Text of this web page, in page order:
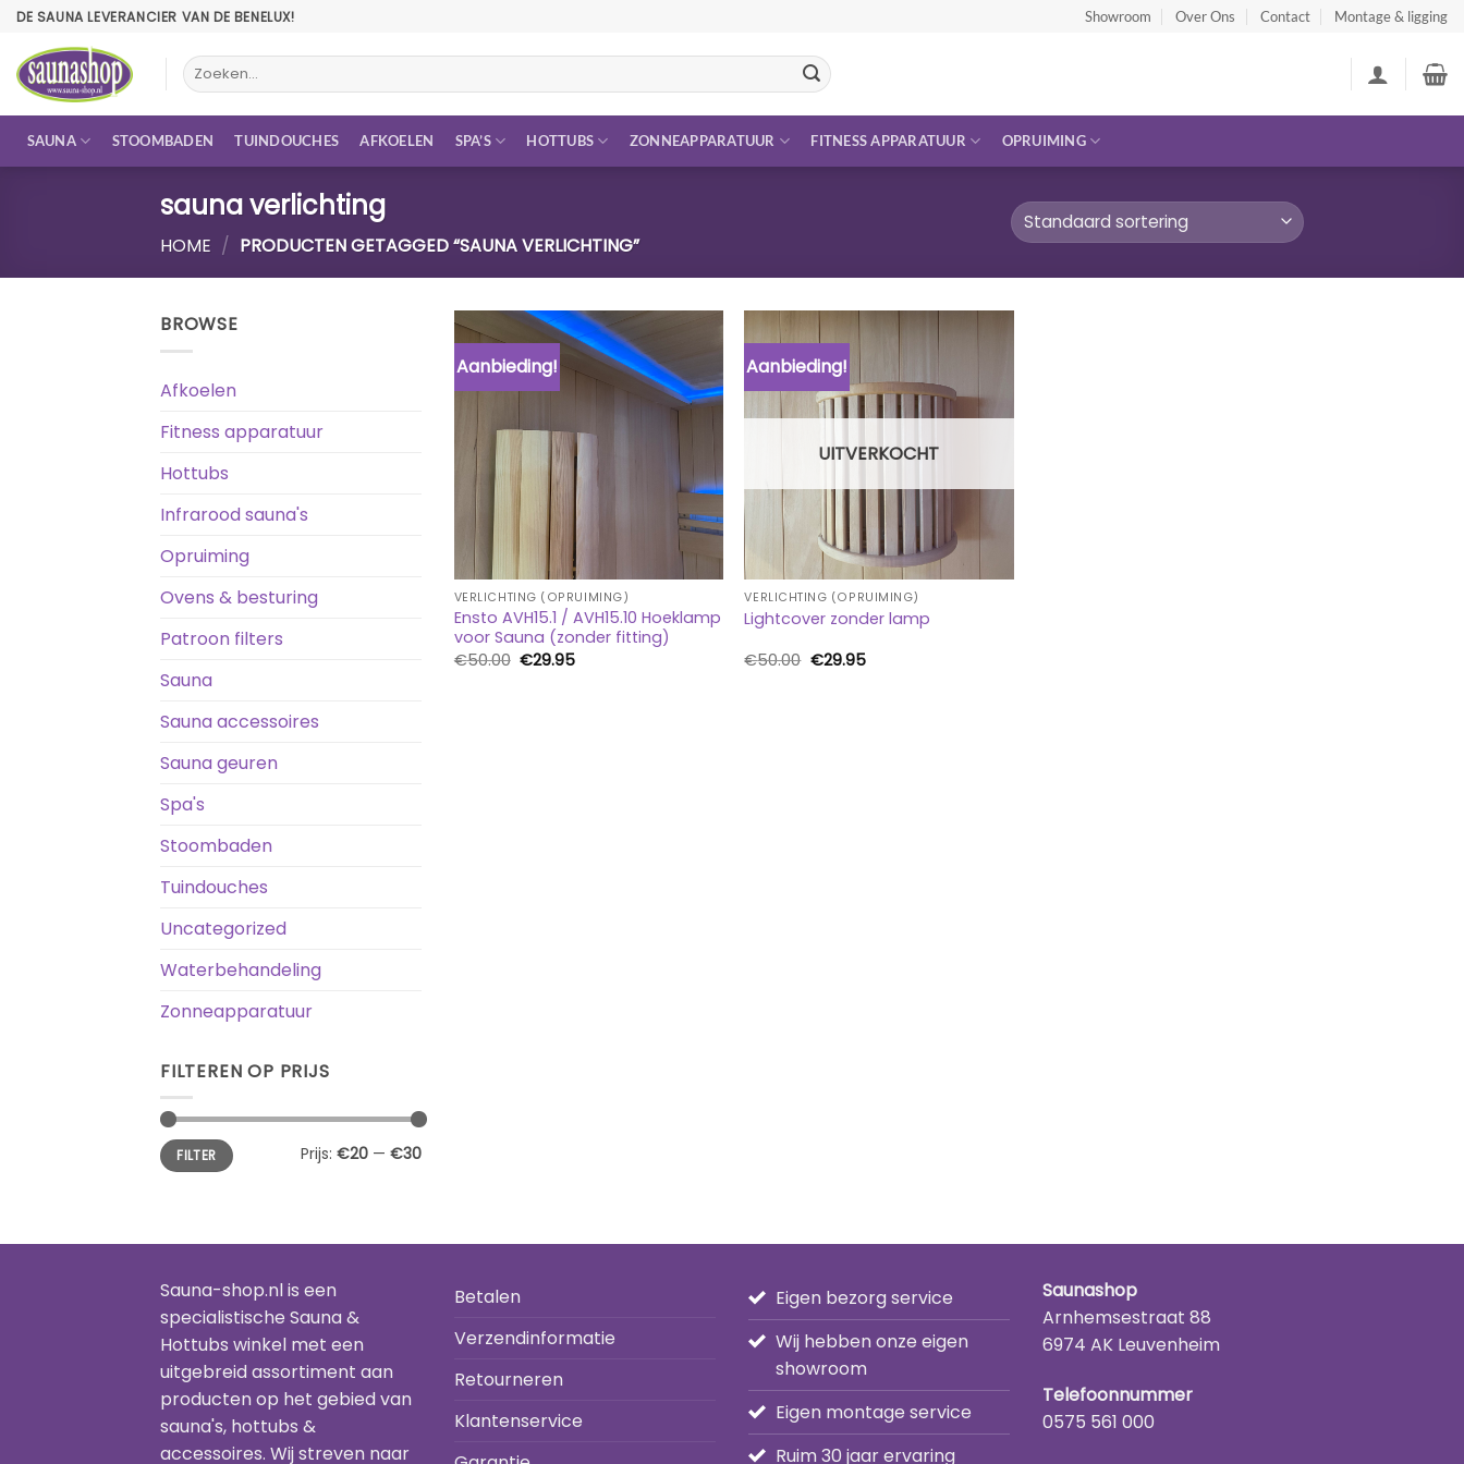
Ga
inhoud
DE SAUNA LEVERANCIER VAN DE BENELUX! Showroom Over Ons Contact Montage & ligging
Zoeken
naar:
SAUNA STOOMBADEN TUINDOUCHES AFKOELEN SPA’S HOTTUBS ZONNEAPPARATUUR FITNESS APPARATUUR OPRUIMING
sauna verlichting
HOME / PRODUCTEN GETAGGED “SAUNA VERLICHTING”
BROWSE
Afkoelen
Fitness apparatuur
Hottubs
Infrarood sauna's
Opruiming
Ovens & besturing
Patroon filters
Sauna
Sauna accessoires
Sauna geuren
Spa's
Stoombaden
Tuindouches
Uncategorized
Waterbehandeling
Zonneapparatuur
FILTEREN OP PRIJS
Min.
prijs
Max.
prijsFILTER Prijs: €20 — €30
Aanbieding!
VERLICHTING (OPRUIMING)
Ensto AVH15.1 / AVH15.10 Hoeklamp
voor Sauna (zonder fitting)
€50.00 Oorspronkelijke
€29.95Huidige
Aanbieding!
UITVERKOCHT
VERLICHTING (OPRUIMING)
Lightcover zonder lamp
€50.00 Oorspronkelijke
€29.95Huidige
Sauna-shop.nl is een
specialistische Sauna &
Hottubs winkel met een
uitgebreid assortiment aan
producten op het gebied van
sauna's, hottubs &
accessoires. Wij streven naar
Betalen
Verzendinformatie
Retourneren
Klantenservice
Eigen bezorg service
Wij hebben onze eigen
showroom
Eigen montage service
Ruim 30 jaar ervaring
Saunashop
Arnhemsestraat 88
6974 AK Leuvenheim
Telefoonnummer
0575 561 000